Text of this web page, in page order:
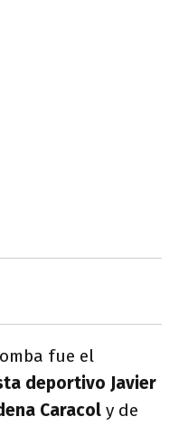
fue el
deportivo Javier
Caracol y de